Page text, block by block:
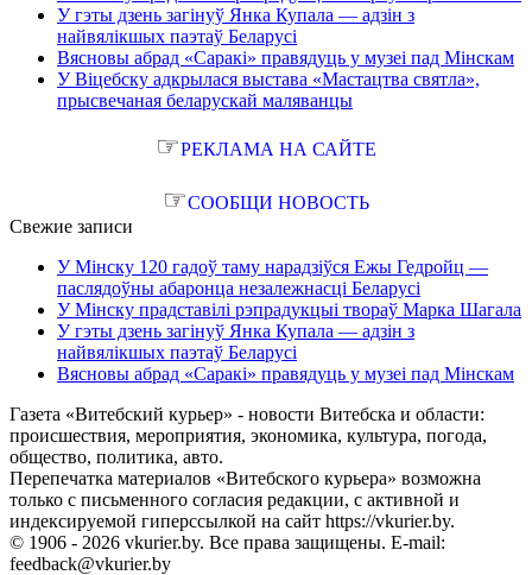
У гэты дзень загінуў Янка Купала — адзін з
найвялікшых паэтаў Беларусі
Вясновы абрад «Саракі» правядуць у музеі пад Мінскам
У Віцебску адкрылася выстава «Мастацтва святла»,
прысвечаная беларускай маляванцы
☞РЕКЛАМА НА САЙТЕ
☞СООБЩИ НОВОСТЬ
Свежие записи
У Мінску 120 гадоў таму нарадзіўся Ежы Гедройц —
паслядоўны абаронца незалежнасці Беларусі
У Мінску прадставілі рэпрадукцыі твораў Марка Шагала
У гэты дзень загінуў Янка Купала — адзін з
найвялікшых паэтаў Беларусі
Вясновы абрад «Саракі» правядуць у музеі пад Мінскам
Газета «Витебский курьер» - новости Витебска и области:
происшествия, мероприятия, экономика, культура, погода,
общество, политика, авто.
Перепечатка материалов «Витебского курьера» возможна
только с письменного согласия редакции, с активной и
индексируемой гиперссылкой на сайт https://vkurier.by.
© 1906 - 2026 vkurier.by. Все права защищены. E-mail:
feedback@vkurier.by